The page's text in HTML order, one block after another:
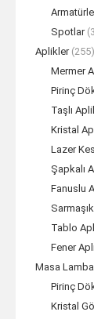
Spotlar
Aplikler (255)
Mermer
Pirinç
Taşlı
Kristal
Lazer
Şapkalı
Fanuslu
Tablo
Fener
Masa
Pirinç
Kristal